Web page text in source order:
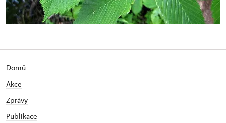
Domů
Akce
Zprávy
Publikace